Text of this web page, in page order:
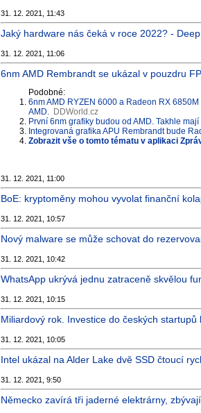
31. 12. 2021, 11:43
Jaký hardware nás čeká v roce 2022? -
31. 12. 2021, 11:06
6nm AMD Rembrandt se ukázal v pouzdru
Podobné:
6nm AMD RYZEN 6000 a Radeon RX
AMD. DDWorld.cz
První 6nm grafiky budou od AMD. Takhle
Integrovaná grafika APU Rembrandt bude
Zobrazit vše o tomto tématu v aplikaci
31. 12. 2021, 11:00
BoE: kryptoměny mohou vyvolat finanční
31. 12. 2021, 10:57
Nový malware se může schovat do
31. 12. 2021, 10:42
WhatsApp ukrývá jednu zatraceně skvělou
31. 12. 2021, 10:15
Miliardový rok. Investice do českých
31. 12. 2021, 10:05
Intel ukázal na Alder Lake dvě SSD čtoucí
31. 12. 2021, 9:50
Německo zavírá tři jaderné elektrárny,